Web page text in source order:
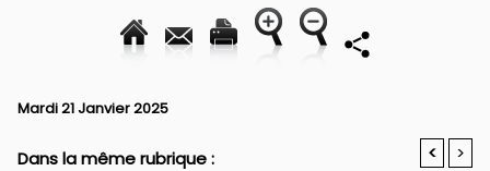
Mardi 21 Janvier 2025
Dans la même rubrique : < >